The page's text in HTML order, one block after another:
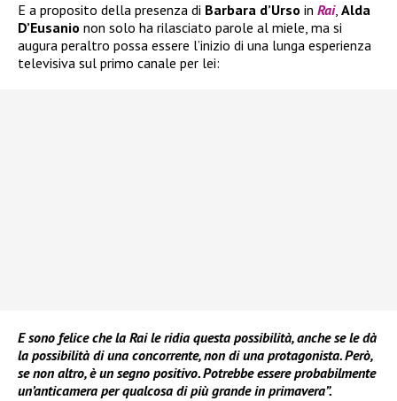
E a proposito della presenza di Barbara d’Urso in Rai, Alda
D’Eusanio non solo ha rilasciato parole al miele, ma si
augura peraltro possa essere l’inizio di una lunga esperienza
televisiva sul primo canale per lei:
E sono felice che la Rai le ridia questa possibilità, anche se le dà
la possibilità di una concorrente, non di una protagonista. Però,
se non altro, è un segno positivo. Potrebbe essere probabilmente
un’anticamera per qualcosa di più grande in primavera”.